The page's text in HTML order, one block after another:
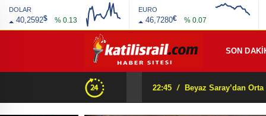
DOLAR
40,2592$ % 0.13
EURO
46,7280€ % 0.07
SON
22:45 /